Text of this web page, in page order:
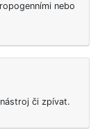
nebo
či zpívat.